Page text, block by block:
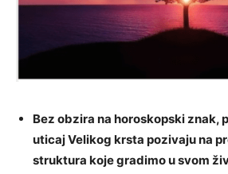
Bez obzira na horoskopski znak,
uticaj Velikog krsta pozivaju na
struktura koje gradimo u svom